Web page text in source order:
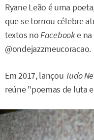
Ryane Leão é uma
que se tornou célebre
textos noFacebooke
@ondejazzmeucoracao.
Em 2017, lançou Tudo
reúne "poemas de luta